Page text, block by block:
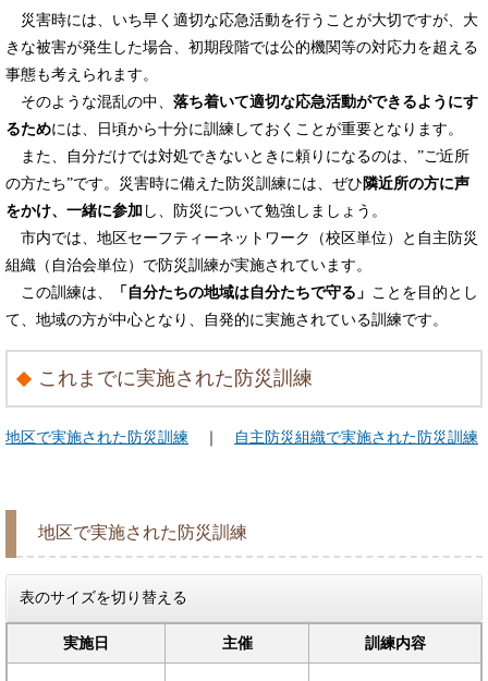
災害時には、いち早く適切な応急活動を行うことが大切ですが、大
きな被害が発生した場合、初期段階では公的機関等の対応力を超える
事態も考えられます。
そのような混乱の中、 落ち着いて適切な応急活動ができるようにす
るためには、日頃から十分に訓練しておくことが重要となります。
また、自分だけでは対処できないときに頼りになるのは、”ご近所
の方たち”です。災害時に備えた防災訓練には、ぜひ 隣近所の方に声
をかけ、一緒に参加 し、防災について勉強しましょう。
市内では、地区セーフティーネットワーク（校区単位）と自主防災
組織（自治会単位）で防災訓練が実施されています。
この訓練は、
「自分たちの地域は自分たちで守る」 ことを目的とし
て、地域の方が中心となり、自発的に実施されている訓練です。
これまでに実施された防災訓練
地区で実施された防災訓練 自主防災組織で実施された防災訓練
地区で実施された防災訓練
表のサイズを切り替える
実施日 主催 訓練内容